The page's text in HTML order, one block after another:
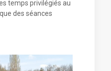
temps privilégiés au
des séances